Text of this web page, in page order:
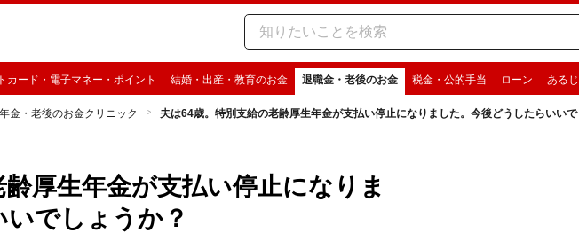
カード・電子マネー・ポイント 結婚・出産・教育のお金 退職金・老後のお金 税金・公的手当 ローン ある
年金・老後のお金クリニック 夫は64歳。特別支給の老齢厚生年金が支払い停止になりました。今後どうしたらいいで
厚生年金が支払い停止になりま
でしょうか？